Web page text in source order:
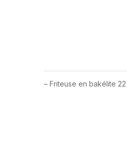
– Friteuse en bakélite